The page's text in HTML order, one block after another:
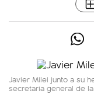
Javier Milei junto a su
secretaria general de